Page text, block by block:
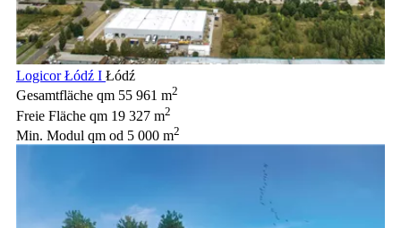
Logicor Łódź I Łódź
Gesamtfläche qm 55 961 m2
Freie Fläche qm 19 327 m2
Min. Modul qm od 5 000 m2